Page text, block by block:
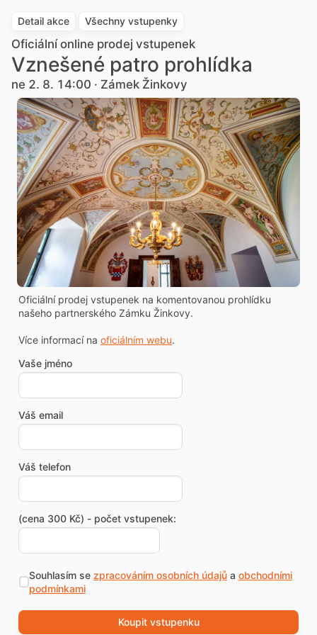
Detail akce Všechny vstupenky
Oficiální online prodej vstupenek
Vznešené patro prohlídka
ne 2. 8. 14:00 · Zámek Žinkovy
Oficiální prodej vstupenek na komentovanou prohlídku
našeho partnerského Zámku Žinkovy.
Více informací na oficiálním webu.
Vaše jméno
Váš email
Váš telefon
(cena 300 Kč) - počet vstupenek:
Souhlasím se zpracováním osobních údajůa obchodními
podmínkami
Koupit vstupenku